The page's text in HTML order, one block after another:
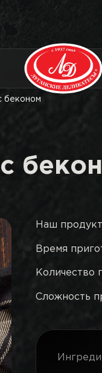
беконом
Наш
Время
Количество
Сложность